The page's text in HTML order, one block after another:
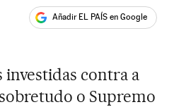
Añadir EL PAÍS en Google
investidas contra a
o Supremo